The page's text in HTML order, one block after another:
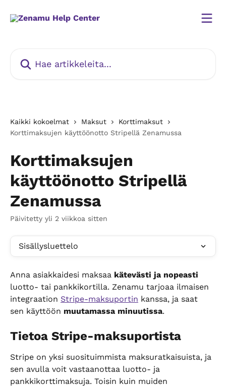
Kaikki kokoelmat Maksut
Korttimaksut
Korttimaksujen käyttöönotto Stripellä Zenamussa
Korttimaksujen
käyttöönotto Stripellä
Zenamussa
Päivitetty yli 2 viikkoa sitten
Sisällysluettelo
Anna asiakkaidesi maksaa kätevästi ja nopeasti
luotto- tai pankkikortilla. Zenamu tarjoaa ilmaisen
integraation Stripe-maksuportin kanssa, ja saat
sen käyttöön muutamassa minuutissa.
Tietoa Stripe-maksuportista
Stripe on yksi suosituimmista maksuratkaisuista, ja
sen avulla voit vastaanottaa luotto- ja
pankkikorttimaksuja. Toisin kuin muiden